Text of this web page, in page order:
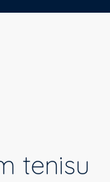
tenisu